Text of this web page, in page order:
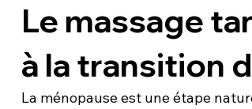
Le massage
à la transition
La ménopause est une étape